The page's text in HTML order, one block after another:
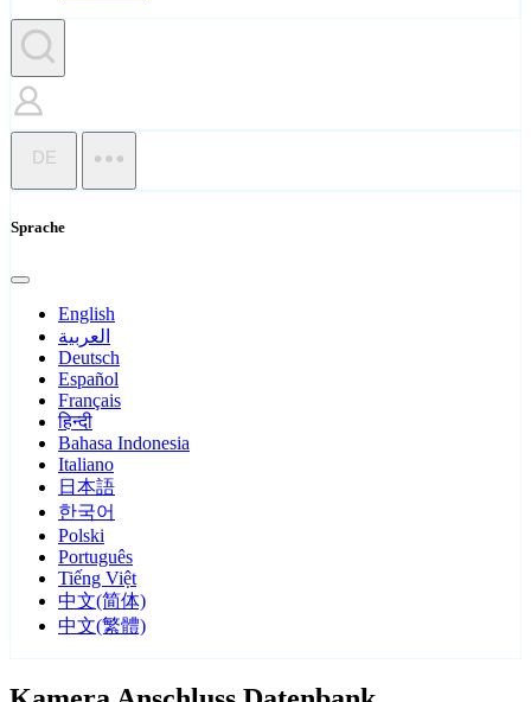
DE
Sprache
English
العربية
Deutsch
Español
Français
हिन्दी
Bahasa Indonesia
Italiano
日本語
한국어
Polski
Português
Tiếng Việt
中文(简体)
中文(繁體)